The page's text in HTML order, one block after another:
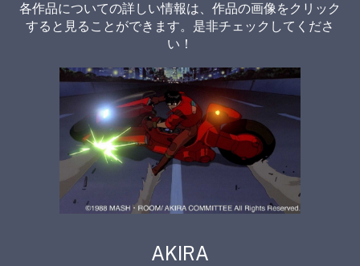
各作品についての詳しい情報は、 作品の画像をクリック
すると見ることができます。 是非チェックしてくださ
い！
AKIRA